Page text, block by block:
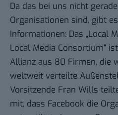
Da das bei uns nicht
Organisationen sind, gibt
Informationen: Das „Local
Local Media Consortium“
Allianz aus 80 Firmen, die
weltweit verteilte
Vorsitzende Fran Wills
mit, dass Facebook die